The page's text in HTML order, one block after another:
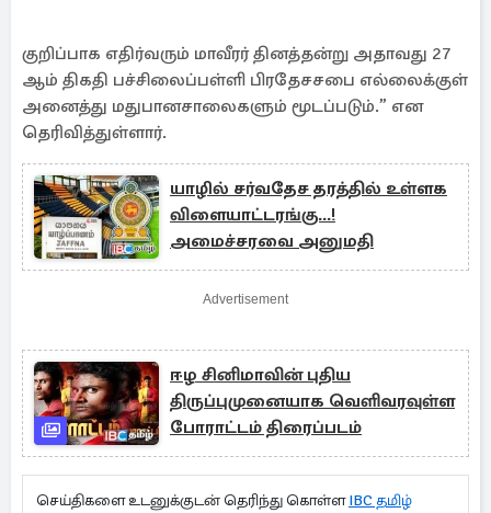
குறிப்பாக எதிர்வரும் மாவீரர் தினத்தன்று அதாவது 27
ஆம் திகதி பச்சிலைப்பள்ளி பிரதேசசபை எல்லைக்குள்
அனைத்து மதுபானசாலைகளும் மூடப்படும்.” என
தெரிவித்துள்ளார்.
யாழில் சர்வதேச தரத்தில் உள்ளக
விளையாட்டரங்கு...!
அமைச்சரவை அனுமதி
Advertisement
ஈழ சினிமாவின் புதிய
திருப்புமுனையாக வெளிவரவுள்ள
போராட்டம் திரைப்படம்
செய்திகளை உடனுக்குடன் தெரிந்து கொள்ளIBC தமிழ்